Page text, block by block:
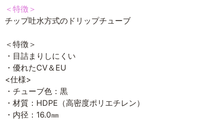
＜特徴＞
チップ吐水方式のドリップチューブ
＜特徴＞
・目詰まりしにくい
・優れたCV＆EU
<仕様>
・チューブ色：黒
・材質：HDPE（高密度ポリエチレン）
・内径：16.0㎜